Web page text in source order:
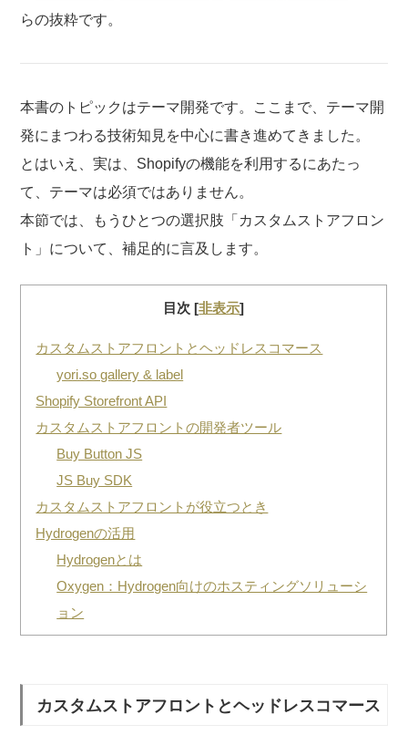
らの抜粋です。
本書のトピックはテーマ開発です。ここまで、テーマ開
発にまつわる技術知見を中心に書き進めてきました。
とはいえ、実は、Shopifyの機能を利用するにあたっ
て、テーマは必須ではありません。
本節では、もうひとつの選択肢「カスタムストアフロン
ト」について、補足的に言及します。
目次[非表示]
カスタムストアフロントとヘッドレスコマース
yori.so gallery & label
Shopify Storefront API
カスタムストアフロントの開発者ツール
Buy Button JS
JS Buy SDK
カスタムストアフロントが役立つとき
Hydrogenの活用
Hydrogenとは
Oxygen：Hydrogen向けのホスティングソリューシ
ョン
カスタムストアフロントとヘッドレスコマース